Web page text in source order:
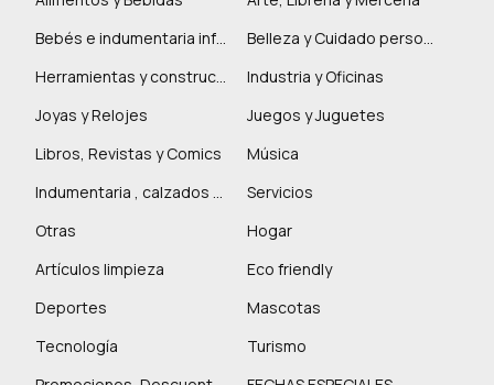
Industria y Oficinas
Joyas y Relojes
Juegos y Juguetes
Libros, Revistas y Comics
Música
Servicios
Otras
Hogar
Artículos limpieza
Eco friendly
Deportes
Mascotas
Tecnología
Turismo